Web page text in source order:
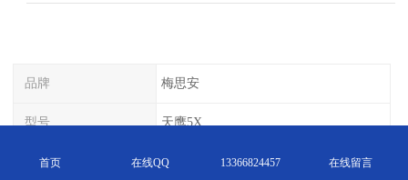
品牌 梅思安
型号 天鹰5X
名称 泵吸式多气体检测仪
首页 在线QQ 13366824457 在线留言